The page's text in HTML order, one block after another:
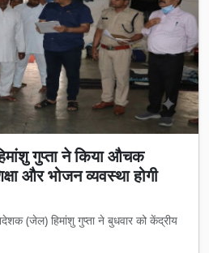
गुप्ता ने किया औचक
और भोजन व्यवस्था होगी
(जेल) हिमांशु गुप्ता ने बुधवार को केंद्रीय